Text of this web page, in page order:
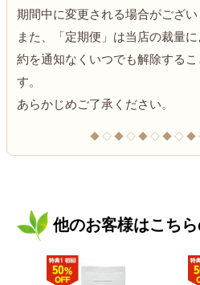
期間中に変更される場合がござい
また、「定期便」は当店の裁量
約を通知なくいつでも解除する
す。
あらかじめご了承ください。
他のお客様はこち